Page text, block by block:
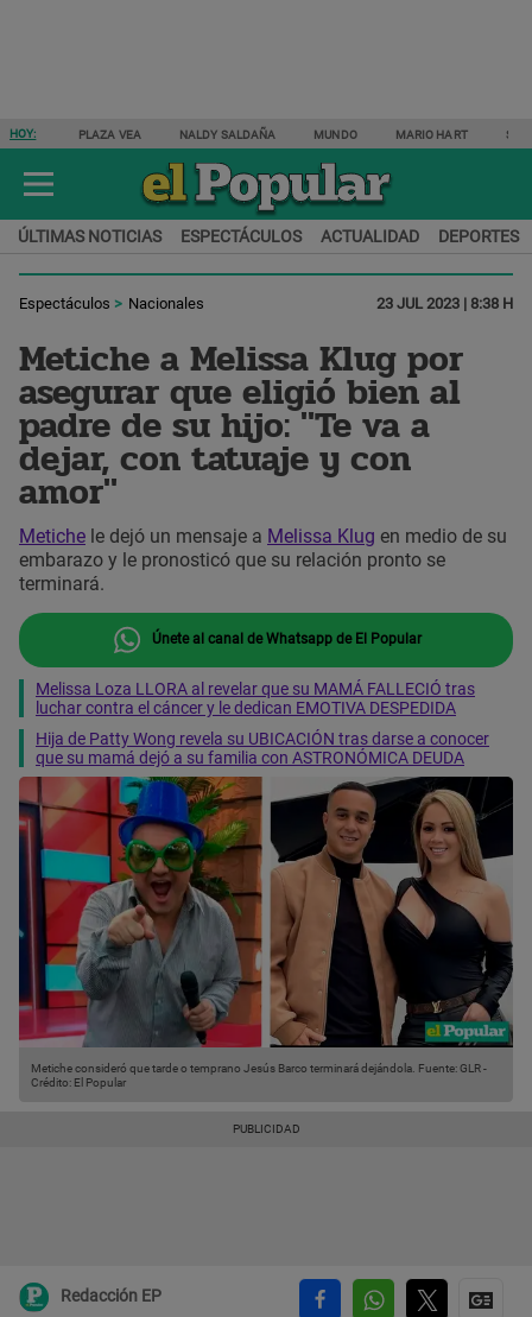
HOY: PLAZA VEA NALDY SALDAÑA MUNDO MARIO HART
ÚLTIMAS NOTICIAS ESPECTÁCULOS ACTUALIDAD DEPORTES
Espectáculos Nacionales 23 JUL 2023 | 8:38 H
Metiche a Melissa Klug por
asegurar que eligió bien al
padre de su hijo: "Te va a
dejar, con tatuaje y con
amor"
Metiche le dejó un mensaje a Melissa Klug en medio de su
embarazo y le pronosticó que su relación pronto se
terminará.
Únete al canal de Whatsapp de El Popular
Melissa Loza LLORA al revelar que su MAMÁ FALLECIÓ tras
luchar contra el cáncer y le dedican EMOTIVA DESPEDIDA
Hija de Patty Wong revela su UBICACIÓN tras darse a conocer
que su mamá dejó a su familia con ASTRONÓMICA DEUDA
Metiche consideró que tarde o temprano Jesús Barco terminará dejándola. Fuente: GLR-
Crédito: El Popular
Redacción EP